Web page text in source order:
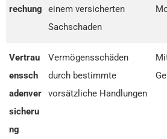
rechung
einem versicherten
Sachschaden
Vertrau
enssch
adenver
sicheru
ng
Vermögensschäden
durch bestimmte
vorsätzliche Handlungen